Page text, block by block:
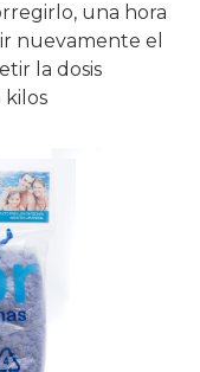
una hora
nuevamente el
la dosis
kilos